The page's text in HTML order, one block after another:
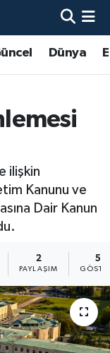
Dünya
ilişkin
Kanunu ve
Dair Kanun
2
PAYLAŞIM
57